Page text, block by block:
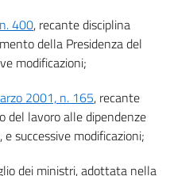
400, recante disciplina
della Presidenza del
modificazioni;
2001, n. 165, recante
del lavoro alle dipendenze
successive modificazioni;
dei ministri, adottata nella